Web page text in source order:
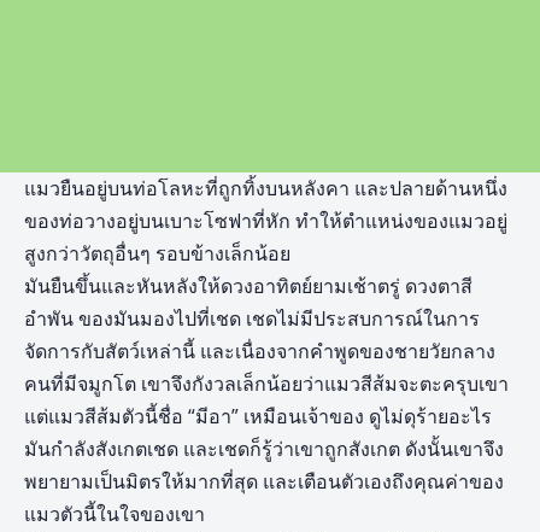
แมวยืนอยู่บนท่อโลหะที่ถูกทิ้งบนหลังคา และปลายด้านหนึ่ง
ของท่อวางอยู่บนเบาะโซฟาที่หัก ทำให้ตำแหน่งของแมวอยู่
สูงกว่าวัตถุอื่นๆ รอบข้างเล็กน้อย
มันยืนขึ้นและหันหลังให้ดวงอาทิตย์ยามเช้าตรู่ ดวงตาสี
อำพัน ของมันมองไปที่เชด เชดไม่มีประสบการณ์ในการ
จัดการกับสัตว์เหล่านี้ และเนื่องจากคำพูดของชายวัยกลาง
คนที่มีจมูกโต เขาจึงกังวลเล็กน้อยว่าแมวสีส้มจะตะครุบเขา
แต่แมวสีส้มตัวนี้ชื่อ “มีอา” เหมือนเจ้าของ ดูไม่ดุร้ายอะไร
มันกำลังสังเกตเชด และเชดก็รู้ว่าเขาถูกสังเกต ดังนั้นเขาจึง
พยายามเป็นมิตรให้มากที่สุด และเตือนตัวเองถึงคุณค่าของ
แมวตัวนี้ในใจของเขา